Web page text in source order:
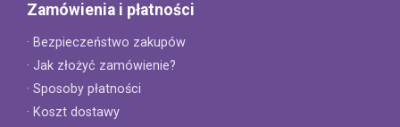
Zamówienia i płatności
· Bezpieczeństwo zakupów
· Jak złożyć zamówienie?
· Sposoby płatności
· Koszt dostawy